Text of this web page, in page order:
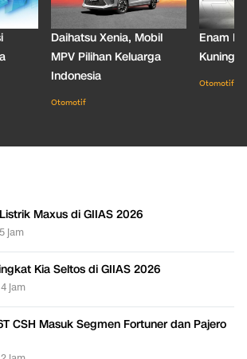
Daihatsu Xenia, Mobil
MPV Pilihan Keluarga
Indonesia
Otomotif
Enam
Kuning
Otomotif
Maxus di GIIAS 2026
jam
Kia Seltos di GIIAS 2026
jam
CSH Masuk Segmen Fortuner dan Pajero